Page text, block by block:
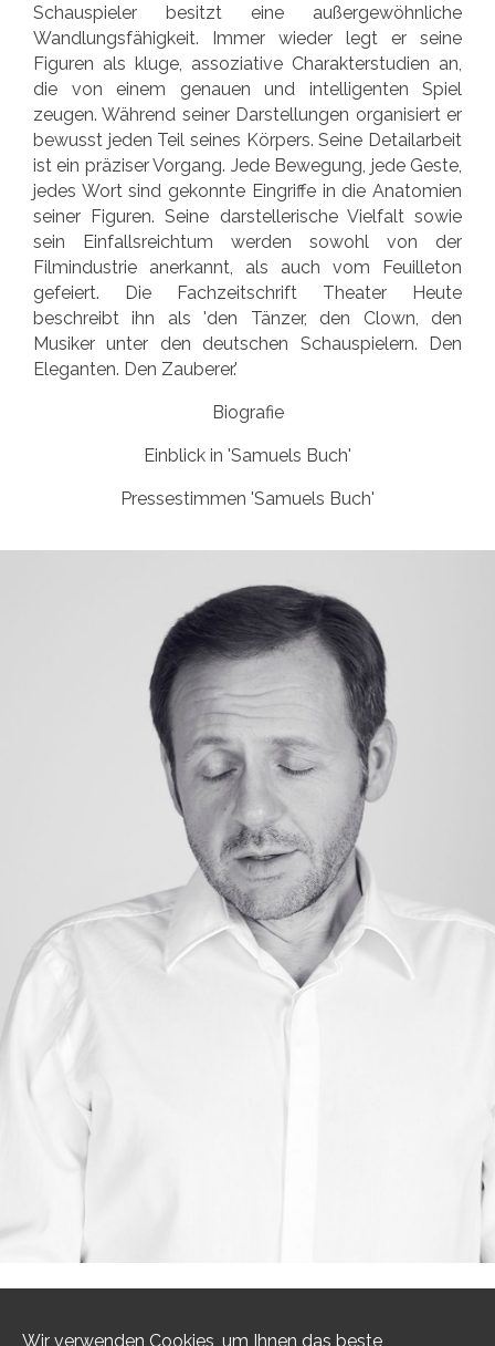
Schauspieler besitzt eine außergewöhnliche
Wandlungsfähigkeit. Immer wieder legt er seine
Figuren als kluge, assoziative Charakterstudien an,
die von einem genauen und intelligenten Spiel
zeugen. Während seiner Darstellungen organisiert er
bewusst jeden Teil seines Körpers. Seine Detailarbeit
ist ein präziser Vorgang. Jede Bewegung, jede Geste,
jedes Wort sind gekonnte Eingriffe in die Anatomien
seiner Figuren. Seine darstellerische Vielfalt sowie
sein Einfallsreichtum werden sowohl von der
Filmindustrie anerkannt, als auch vom Feuilleton
gefeiert. Die Fachzeitschrift Theater Heute
beschreibt ihn als 'den Tänzer, den Clown, den
Musiker unter den deutschen Schauspielern. Den
Eleganten. Den Zauberer.'
Biografie
Einblick in 'Samuels Buch'
Pressestimmen 'Samuels Buch'
1/ 19
Wir verwenden Cookies, um Ihnen das beste